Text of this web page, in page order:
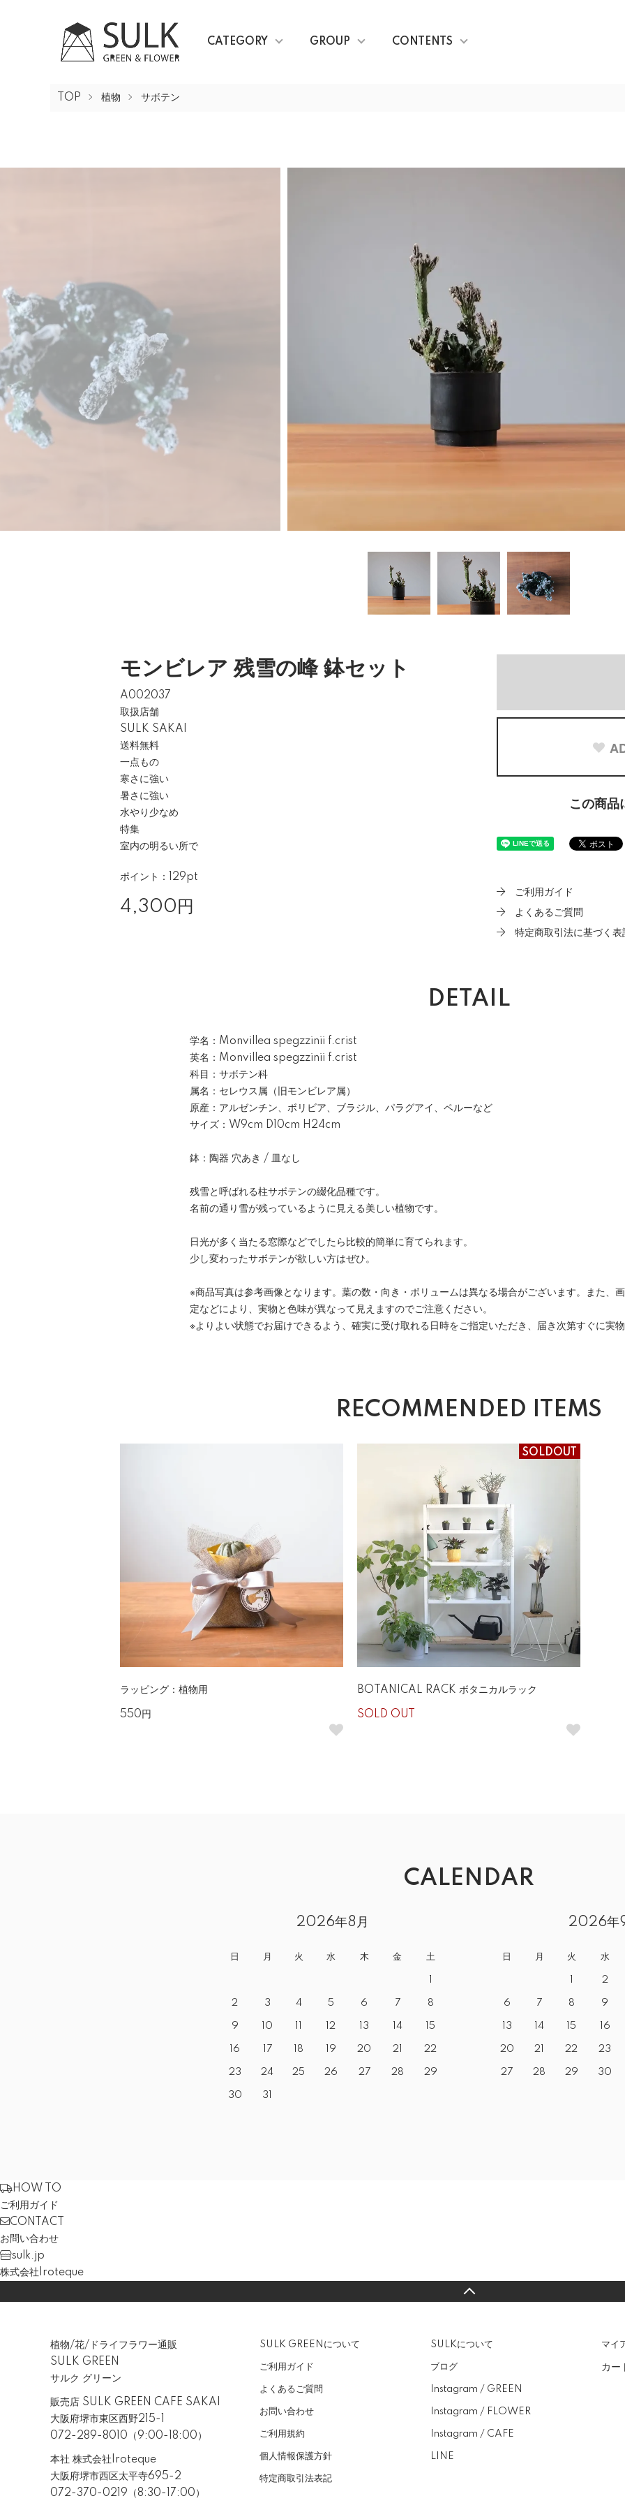
CATEGORY GROUP CONTENTS
TOP 植物 サボテン
モンビレア 残雪の峰 鉢セット
A002037
取扱店舗
SULK SAKAI
送料無料
一点もの
寒さに強い
暑さに強い
水やり少なめ
特集
室内の明るい所で
ポイント：129pt
4,300円
この商品
ご利用ガイド
よくあるご質問
特定商取引法に基づく表
DETAIL
学名：Monvillea spegzzinii f.crist
英名：Monvillea spegzzinii f.crist
科目：サボテン科
属名：セレウス属（旧モンビレア属）
原産：アルゼンチン、ボリビア、ブラジル、パラグアイ、ペルーなど
サイズ：W9cm D10cm H24cm
鉢：陶器 穴あき / 皿なし
残雪と呼ばれる柱サボテンの綴化品種です。
名前の通り雪が残っているように見える美しい植物です。
日光が多く当たる窓際などでしたら比較的簡単に育てられます。
少し変わったサボテンが欲しい方はぜひ。
※商品写真は参考画像となります。葉の数・向き・ボリュームは異なる場合がございます。また、
定などにより、実物と色味が異なって見えますのでご注意ください。
※よりよい状態でお届けできるよう、確実に受け取れる日時をご指定いただき、届き次第すぐに実
RECOMMENDED ITEMS
ラッピング：植物用
550円
SOLDOUT
BOTANICAL RACK ボタニカルラック
SOLD OUT
CALENDAR
2026年8月
日 月 火 水 木 金 土
2 3 4 5 6 7 8
9 10 12 13 14 15
16 17 18 19 20 21 22
23 24 25 26 27 28 29
30 31
2026年
日 月 火 水
2
6 7 8 9
13 14 15 16
20 21 22 23
27 28 29 30
HOW TO
ご利用ガイド
CONTACT
お問い合わせ
sulk.jp
株式会社Iroteque
植物/花/ドライフラワー通販
SULK GREEN
サルク グリーン
販売店 SULK GREEN CAFE SAKAI
大阪府堺市東区西野215-1
072-289-8010（9:00-18:00）
本社 株式会社Iroteque
大阪府堺市西区太平寺695-2
072-370-0219（8:30-17:00）
SULK GREENについて
ご利用ガイド
よくあるご質問
お問い合わせ
ご利用規約
個人情報保護方針
特定商取引法表記
SULKについて
ブログ
Instagram / GREEN
Instagram / FLOWER
Instagram / CAFE
LINE
マイ
カー